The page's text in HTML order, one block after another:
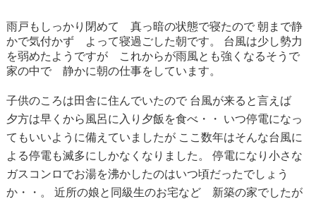
雨戸もしっかり閉めて 真っ暗の状態で寝たので朝まで静
かで気付かず よって寝過ごした朝です。
台風は少し勢力
を弱めたようですが これからが雨風とも強くなるそうで
家の中で 静かに朝の仕事をしています。
子供のころは田舎に住んでいたので台風が来ると言えば
夕方は早くから風呂に入り夕飯を食べ・・
いつ停電になっ
てもいいように備えていましたがここ数年はそんな台風に
よる停電も滅多にしかなくなりました。
停電になり小さな
ガスコンロでお湯を沸かしたのはいつ頃だったでしょう
か・・。
近所の娘と同級生のお宅など 新築の家でしたが